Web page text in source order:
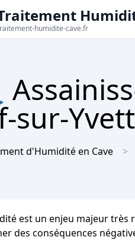
humidite-cave.fr
sur-
d'Humidité en Cave
est un enjeu majeur très
des conséquences